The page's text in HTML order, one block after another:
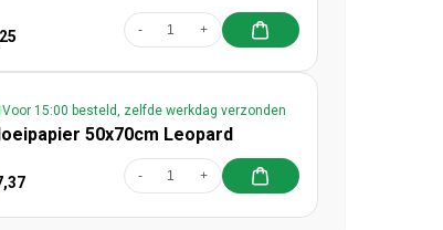
- +
Voor 15:00 besteld, zelfde werkdag verzonden
50x70cm Leopard
- +